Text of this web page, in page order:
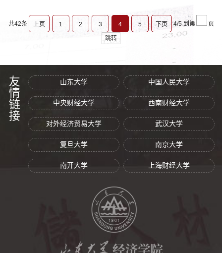
共42条 上页 1 2 3 4 5 下页 4/5 到第 页
跳转
友情链接 山东大学 中国人民大学
中央财经大学 西南财经大学
对外经济贸易大学 武汉大学
复旦大学 南京大学
南开大学 上海财经大学